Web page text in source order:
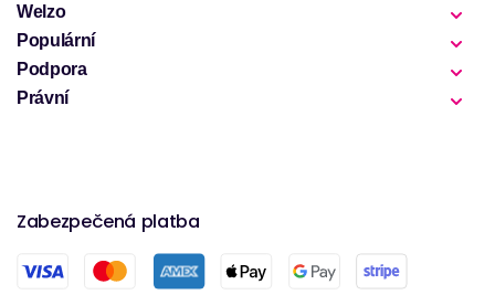
Welzo
Populární
Podpora
Právní
Zabezpečená platba